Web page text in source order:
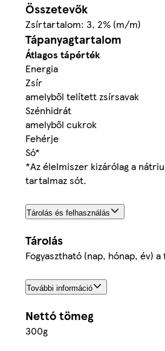
Összetevők
Zsírtartalom: 3, 2% (m/m)
Tápanyagtartalom
Átlagos tápérték
Energia
Zsír
amelyből telített zsírsavak
Szénhidrát
amelyből cukrok
Fehérje
Só*
*Az élelmiszer kizárólag a
tartalmaz sót.
Tárolás és felhasználás
Tárolás
Fogyasztható (nap, hónap, év)
További információ
Nettó tömeg
300g